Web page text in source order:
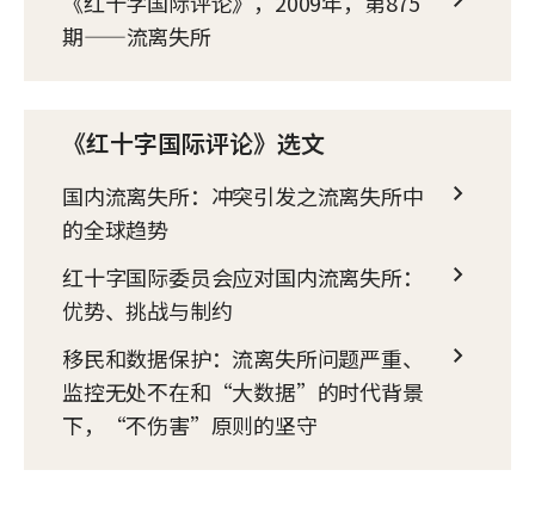
期——流离失所
《红十字国际评论》选文
国内流离失所：冲突引发之流离失所中
的全球趋势
红十字国际委员会应对国内流离失所：
优势、挑战与制约
移民和数据保护：流离失所问题严重、
监控无处不在和“大数据”的时代背景
下，“不伤害”原则的坚守